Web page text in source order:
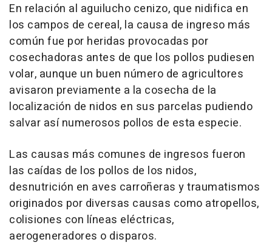
En relación al aguilucho cenizo, que nidifica en
los campos de cereal, la causa de ingreso más
común fue por heridas provocadas por
cosechadoras antes de que los pollos pudiesen
volar, aunque un buen número de agricultores
avisaron previamente a la cosecha de la
localización de nidos en sus parcelas pudiendo
salvar así numerosos pollos de esta especie.
Las causas más comunes de ingresos fueron
las caídas de los pollos de los nidos,
desnutrición en aves carroñeras y traumatismos
originados por diversas causas como atropellos,
colisiones con líneas eléctricas,
aerogeneradores o disparos.